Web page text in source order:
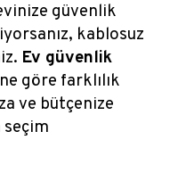
güvenlik
kablosuz
Ev güvenlik
göre farklılık
ve bütçenize
seçim